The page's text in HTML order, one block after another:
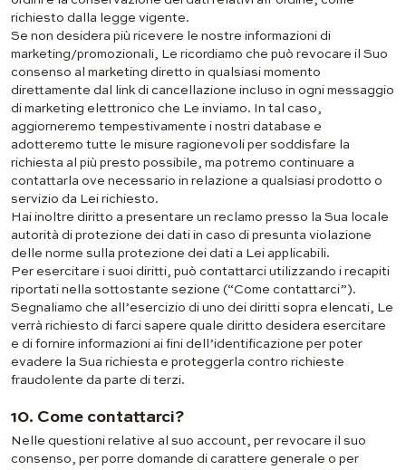
richiesto dalla legge vigente.
Se non desidera più ricevere le nostre informazioni di
marketing/promozionali, Le ricordiamo che può revocare il Suo
consenso al marketing diretto in qualsiasi momento
direttamente dal link di cancellazione incluso in ogni messaggio
di marketing elettronico che Le inviamo. In tal caso,
aggiorneremo tempestivamente i nostri database e
adotteremo tutte le misure ragionevoli per soddisfare la
richiesta al più presto possibile, ma potremo continuare a
contattarla ove necessario in relazione a qualsiasi prodotto o
servizio da Lei richiesto.
Hai inoltre diritto a presentare un reclamo presso la Sua locale
autorità di protezione dei dati in caso di presunta violazione
delle norme sulla protezione dei dati a Lei applicabili.
Per esercitare i suoi diritti, può contattarci utilizzando i recapiti
riportati nella sottostante sezione (“Come contattarci”).
Segnaliamo che all’esercizio di uno dei diritti sopra elencati, Le
verrà richiesto di farci sapere quale diritto desidera esercitare
e di fornire informazioni ai fini dell’identificazione per poter
evadere la Sua richiesta e proteggerla contro richieste
fraudolente da parte di terzi.
10. Come contattarci?
Nelle questioni relative al suo account, per revocare il suo
consenso, per porre domande di carattere generale o per